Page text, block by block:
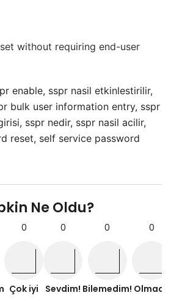
without requiring end-user
enable, sspr nasil etkinlestirilir,
bulk user information entry, sspr
sspr nedir, sspr nasil acilir,
reset, self service password
Ne Oldu?
0
Çok iyi
0
Sevdim!
0
Bilemedim!
0
Olmadı!